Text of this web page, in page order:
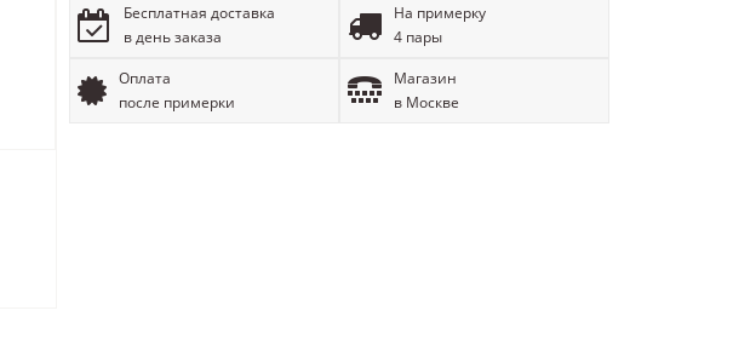
Бесплатная доставка
в день заказа
На примерку
4 пары
Оплата
после примерки
Магазин
в Москве